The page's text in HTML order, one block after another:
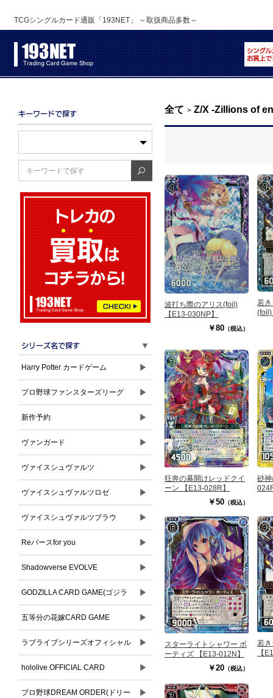
TCGシングルカード通販「193NET」 ～取扱商品多数～
▼
Harry Potter カードゲーム ▶
プロ野球ファンスターズリーグ ▶
新作予約 ▶
ヴァンガード ▶
ヴァイスシュヴァルツ ▶
ヴァイスシュヴァルツロゼ ▶
ヴァイスシュヴァルツブラウ ▶
Reバースfor you ▶
Shadowverse EVOLVE ▶
GODZILLA CARD GAME(ゴジラ
カードゲーム)
▶
五等分の花嫁CARD GAME ▶
ラブライブシリーズオフィシャル
カードゲーム
▶
hololive OFFICIAL CARD
GAME(ホロライブオフィシャルカ
▶
プロ野球DREAM ORDER(ドリー ▶
全て > Z/X -Zillions of
波打ち際のアリス(foil)
【E13-030NP】
￥80 （税込）
若
(foil)
狂奔の幕開けレッドクイ
ーン 【E13-028R】
￥50 （税込）
砂
スターライトシャワー ボ
ーティズ 【E13-012N】
￥20 （税込）
若
【